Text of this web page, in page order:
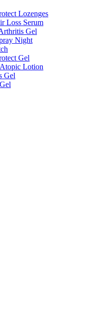
Lozenges
Loss Serum
Gel
Night
Gel
Lotion
Gel